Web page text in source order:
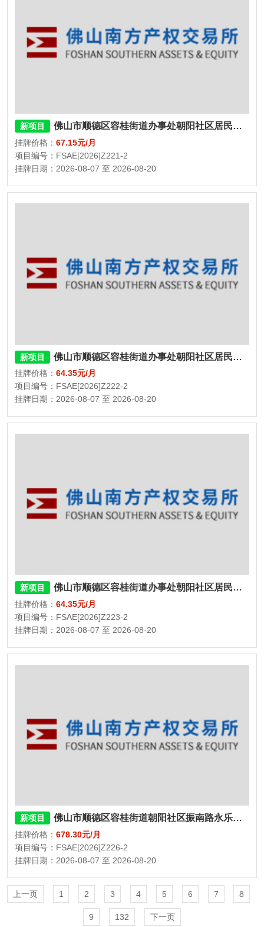
新项目 佛山市顺德区容桂街道办事处朝阳社区居民委员会民福街三巷二座、三座11号杂物间
挂牌价格： 67.15元/月
项目编号：FSAE[2026]Z221-2
挂牌日期：2026-08-07 至 2026-08-20
新项目 佛山市顺德区容桂街道办事处朝阳社区居民委员会民福街三巷二座、三座12号杂物间
挂牌价格： 64.35元/月
项目编号：FSAE[2026]Z222-2
挂牌日期：2026-08-07 至 2026-08-20
新项目 佛山市顺德区容桂街道办事处朝阳社区居民委员会民福街三巷二座、三座13号杂物间
挂牌价格： 64.35元/月
项目编号：FSAE[2026]Z223-2
挂牌日期：2026-08-07 至 2026-08-20
新项目 佛山市顺德区容桂街道朝阳社区振南路永乐街三巷1号3栋102房
挂牌价格： 678.30元/月
项目编号：FSAE[2026]Z226-2
挂牌日期：2026-08-07 至 2026-08-20
上一页 1 2 3 4 5 6 7 8
9 132 下一页